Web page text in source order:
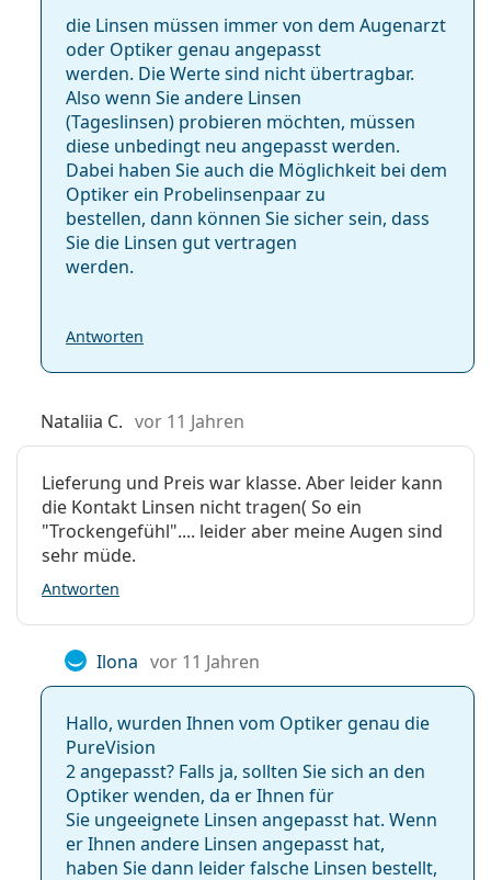
die Linsen müssen immer von dem Augenarzt
oder Optiker genau angepasst
werden. Die Werte sind nicht übertragbar.
Also wenn Sie andere Linsen
(Tageslinsen) probieren möchten, müssen
diese unbedingt neu angepasst werden.
Dabei haben Sie auch die Möglichkeit bei dem
Optiker ein Probelinsenpaar zu
bestellen, dann können Sie sicher sein, dass
Sie die Linsen gut vertragen
werden.
Antworten
Nataliia C. vor 11 Jahren
Lieferung und Preis war klasse. Aber leider kann
die Kontakt Linsen nicht tragen( So ein
"Trockengefühl".... leider aber meine Augen sind
sehr müde.
Antworten
Ilona vor 11 Jahren
Hallo, wurden Ihnen vom Optiker genau die
PureVision
2 angepasst? Falls ja, sollten Sie sich an den
Optiker wenden, da er Ihnen für
Sie ungeeignete Linsen angepasst hat. Wenn
er Ihnen andere Linsen angepasst hat,
haben Sie dann leider falsche Linsen bestellt,